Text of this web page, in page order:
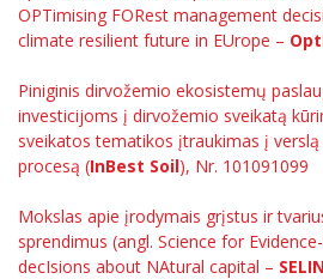
Akademinė leidyba
Mokymų LAB
Mokslo naujienos
Atributika
Naujienos
Tarptautiškumas
Studentams
Darbuotojams
Privatumo politika
Teisės LL.M.
Papildomosios studijos
Pedagogų rengimas
Doktorantūros studijos
Profesinės bakalauro
Personalo valdymo
Informacija naujiems
Studijų Moodle (studijų
Žmogaus, aplinkos ir
Doktorantūra
Projektai
OPTimising FORest management
climate resilient future in EUrope –
Piniginis dirvožemio ekosistemų
investicijoms į dirvožemio sveikatą
sveikatos tematikos įtraukimas į
procesą (InBest Soil), Nr. 101091099
Mokslas apie įrodymais grįstus ir
sprendimus (angl. Science for
decIsions about NAtural capital –